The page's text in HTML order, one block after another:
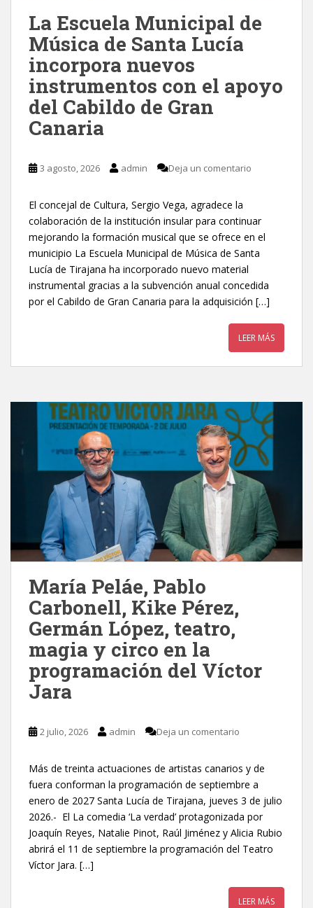
La Escuela Municipal de
Música de Santa Lucía
incorpora nuevos
instrumentos con el apoyo
del Cabildo de Gran
Canaria
3 agosto, 2026 admin Deja un comentario
El concejal de Cultura, Sergio Vega, agradece la
colaboración de la institución insular para continuar
mejorando la formación musical que se ofrece en el
municipio La Escuela Municipal de Música de Santa
Lucía de Tirajana ha incorporado nuevo material
instrumental gracias a la subvención anual concedida
por el Cabildo de Gran Canaria para la adquisición […]
LEER MÁS
María Peláe, Pablo
Carbonell, Kike Pérez,
Germán López, teatro,
magia y circo en la
programación del Víctor
Jara
2 julio, 2026 admin Deja un comentario
Más de treinta actuaciones de artistas canarios y de
fuera conforman la programación de septiembre a
enero de 2027 Santa Lucía de Tirajana, jueves 3 de julio
2026.- El La comedia ‘La verdad’ protagonizada por
Joaquín Reyes, Natalie Pinot, Raúl Jiménez y Alicia Rubio
abrirá el 11 de septiembre la programación del Teatro
Víctor Jara. […]
LEER MÁS